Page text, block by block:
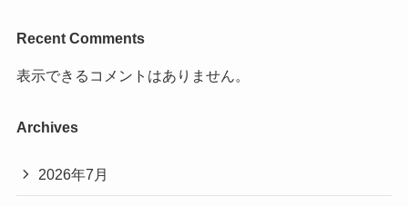
Recent Comments
表示できるコメントはありません。
Archives
2026年7月